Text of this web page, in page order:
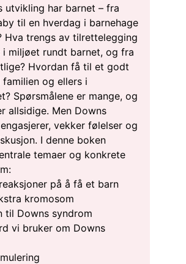
utvikling har barnet – fra
til en hverdag i barnehage
Hva trengs av tilrettelegging
miljøet rundt barnet, og fra
Hvordan få til et godt
familien og ellers i
Spørsmålene er mange, og
allsidige. Men Downs
vekker følelser og
I denne boken
temaer og konkrete
på å få et barn
kromosom
til Downs syndrom
vi bruker om Downs